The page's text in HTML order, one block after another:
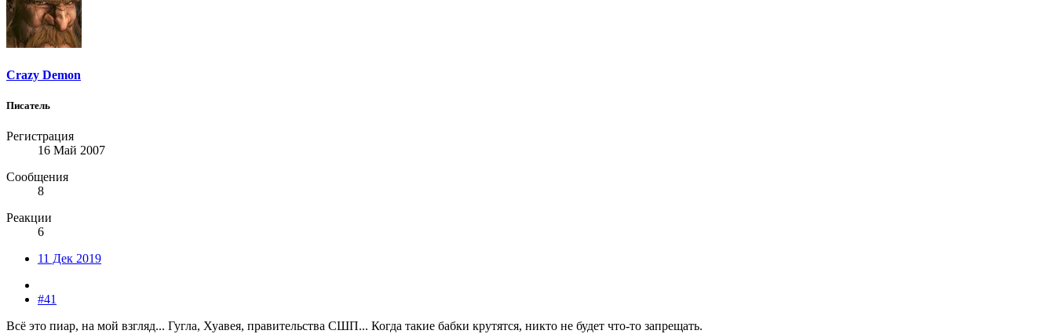
Crazy Demon
Писатель
Регистрация
16 Май 2007
Сообщения
8
Реакции
6
11 Дек 2019
#41
Всё это пиар, на мой взгляд... Гугла, Хуавея, правительства СШП... Когда такие бабки крутятся, никто не будет что-то запрещать.